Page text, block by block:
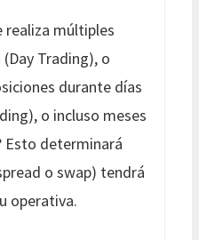
realiza múltiples
Trading), o
durante días
o incluso meses
Esto determinará
o swap) tendrá
operativa.